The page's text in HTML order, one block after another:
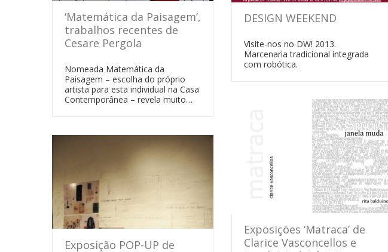
‘Matemática da Paisagem’,
trabalhos recentes de
Cesare Pergola
Nomeada Matemática da
Paisagem – escolha do próprio
artista para esta individual na Casa
Contemporânea – revela muito…
DESIGN WEEKEND
Visite-nos no DW! 2013.
Marcenaria tradicional integrada
com robótica.
Exposições ‘Matraca’ de
Clarice Vasconcellos e
Exposição POP-UP de